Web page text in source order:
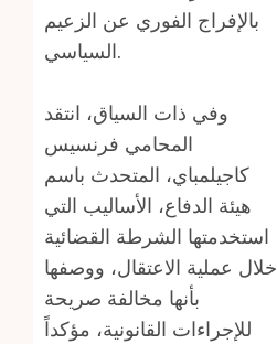
بالإفراج الفوري عن الزعيم
السياسي.
وفي ذات السياق، انتقد
المحامي فرنسيس
كاجيلمباي، المتحدث باسم
هيئة الدفاع، الأساليب التي
استخدمتها الشرطة القضائية
خلال عملية الاعتقال، ووصفها
بأنها مخالفة صريحة
للإجراءات القانونية، مؤكداً